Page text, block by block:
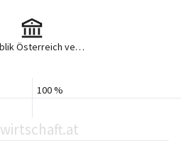
Republik Österreich vertreten durch Bundesminister für wirtschaftliche Anlelegenheiten, Wien
100 %
wirtschaft.at